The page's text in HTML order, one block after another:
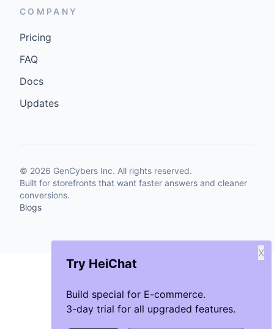
Try HeiChat
Build special for E-commerce.
3-day trial for all upgraded features.
X
COMPANY
Pricing
FAQ
Docs
Updates
© 2026 GenCybers Inc. All rights reserved.
Built for storefronts that want faster answers and cleaner
conversions.
Blogs